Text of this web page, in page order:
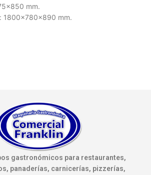
mm.
1800x780x890 mm.
gastronómicos para restaurantes,
panaderías, carnicerías, pizzerías,